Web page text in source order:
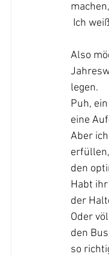
Ich
Also
legen.
Puh,
eine
Aber
den
Habt
der
Oder
den
so